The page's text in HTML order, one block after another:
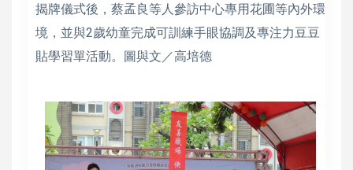
揭牌儀式後，蔡孟良等人參訪中心專用花圃等內外環
境，並與2歲幼童完成可訓練手眼協調及專注力豆豆
貼學習單活動。圖與文／高培德